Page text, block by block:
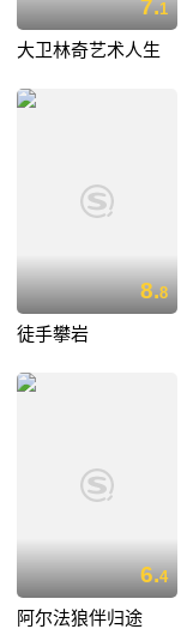
7.1
大卫林奇艺术人生
8.8
徒手攀岩
6.4
阿尔法狼伴归途